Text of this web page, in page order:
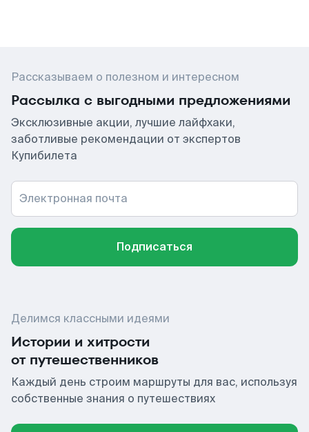
Рассказываем о полезном и интересном
Рассылка с выгодными предложениями
Эксклюзивные акции, лучшие лайфхаки,
заботливые рекомендации от экспертов
Купибилета
Электронная почта
Подписаться
Делимся классными идеями
Истории и хитрости
от путешественников
Каждый день строим маршруты для вас, используя
собственные знания о путешествиях